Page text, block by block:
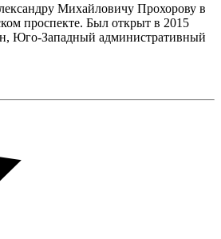
Михайловичу Прохорову в
проспекте. Был открыт в 2015
Юго-Западный административный